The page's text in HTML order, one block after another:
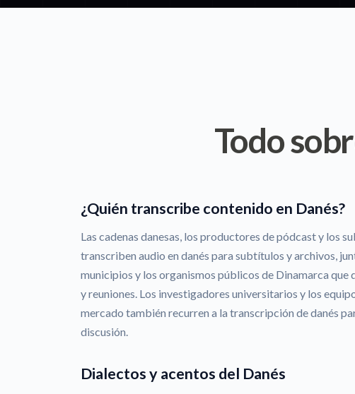
Todo
¿Quién transcribe contenido en Danés?
Las cadenas danesas, los productores de pódcast y los
transcriben audio en danés para subtítulos y archivos,
municipios y los organismos públicos de Dinamarca
y reuniones. Los investigadores universitarios y los
mercado también recurren a la transcripción de danés
discusión.
Dialectos y acentos del Danés